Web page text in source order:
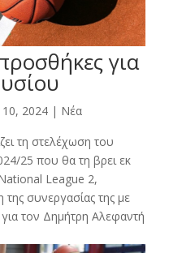
για
2024| Νέα
τη στελέχωση του
25 που θα τη βρει εκ
League 2,
συνεργασίας της με
για τον Δημήτρη Αλεφαντή